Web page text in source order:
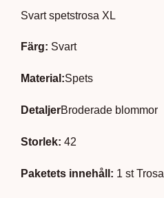
Svart spetstrosa XL
Färg: Svart
Material:Spets
DetaljerBroderade blommor
Storlek: 42
Paketets innehåll: 1 st Trosa